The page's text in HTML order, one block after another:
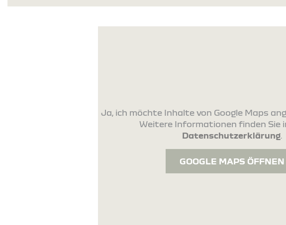
Ja, ich möchte Inhalte von Google Maps
Weitere Informationen finden Sie
Datenschutzerklärung
GOOGLE MAPS ÖFFNEN